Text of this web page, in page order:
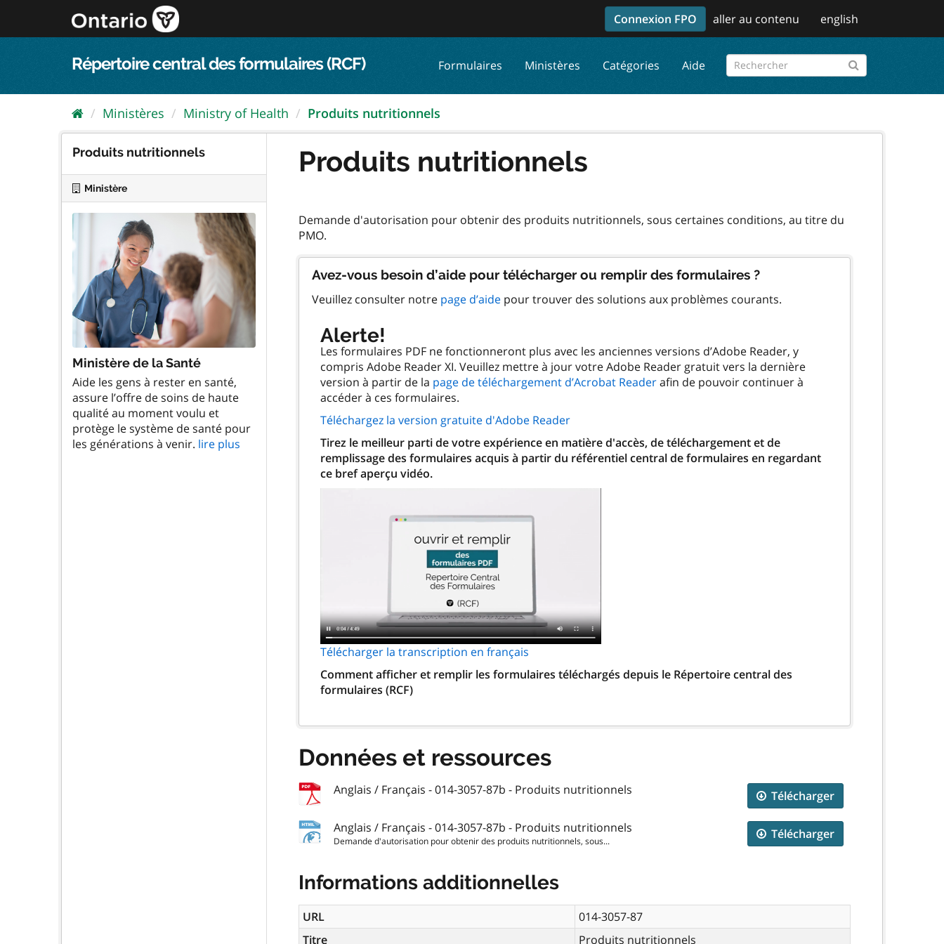
au
Connexion FPO aller au contenu english
Répertoire central des formulaires (RCF) Formulaires Ministères Catégories Aide
Ministères Ministry of Health Produits nutritionnels
Produits nutritionnels
Ministère
Ministère de la Santé
Aide les gens à rester en santé,
assure l’offre de soins de haute
qualité au moment voulu et
protège le système de santé pour
les générations à venir. lire plus
Produits nutritionnels
Demande d'autorisation pour obtenir des produits nutritionnels, sous certaines conditions, au titre du
Avez-vous besoin d’aide pour télécharger ou remplir des formulaires ?
Veuillez consulter notre page d’aide pour trouver des solutions aux problèmes courants.
Alerte!
Les formulaires PDF ne fonctionneront plus avec les anciennes versions d’Adobe Reader, y
compris Adobe Reader XI. Veuillez mettre à jour votre Adobe Reader gratuit vers la dernière
version à partir de la page de téléchargement d’Acrobat Readerafin de pouvoir continuer à
accéder à ces formulaires.
Téléchargez la version gratuite d'Adobe Reader
Tirez le meilleur parti de votre expérience en matière d'accès, de téléchargement et de
remplissage des formulaires acquis à partir du référentiel central de formulaires en regardant
ce bref aperçu vidéo.
Télécharger la transcription en français
Comment afficher et remplir les formulaires téléchargés depuis le Répertoire central des
formulaires (RCF)
Données et ressources
Anglais / Français - 014-3057-87b - Produits nutritionnels Télécharger
Anglais / Français - 014-3057-87b - Produits nutritionnels
Demande d'autorisation pour obtenir des produits nutritionnels, sous... Télécharger
Informations additionnelles
URL
014-3057-87
Titre
Produits nutritionnels